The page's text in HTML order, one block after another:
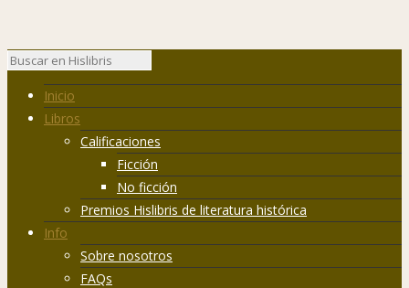
Inicio
Libros
Calificaciones
Ficción
No ficción
Premios Hislibris de literatura histórica
Info
Sobre nosotros
FAQs